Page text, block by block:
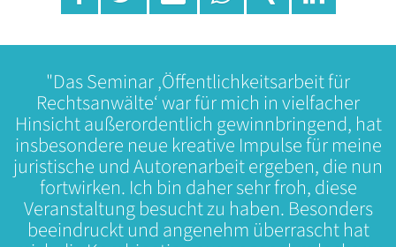
"Das Seminar ‚Öffentlichkeitsarbeit für
Rechtsanwälte‘ war für mich in vielfacher
Hinsicht außerordentlich gewinnbringend, hat
insbesondere neue kreative Impulse für meine
juristische und Autorenarbeit ergeben, die nun
fortwirken. Ich bin daher sehr froh, diese
Veranstaltung besucht zu haben. Besonders
beeindruckt und angenehm überrascht hat